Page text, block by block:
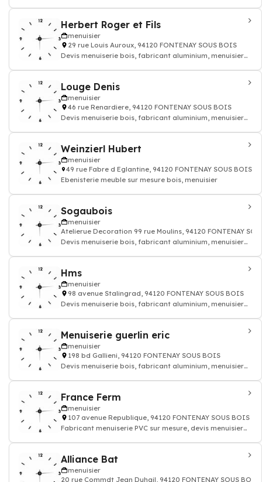
Herbert Roger et Fils
menuisier
29 rue Louis Auroux, 94120 FONTENAY SOUS BOIS
Devis menuiserie bois, fabricant aluminium, menuisier
Louge Denis
menuisier
46 rue Renardiere, 94120 FONTENAY SOUS BOIS
Devis menuiserie bois, fabricant aluminium, menuisier
Weinzierl Hubert
menuisier
49 rue Fabre d Eglantine, 94120 FONTENAY SOUS BOIS
Ebenisterie meuble sur mesure bois, menuisier
Sogaubois
menuisier
Atelierue Decoration 99 rue Moulins, 94120 FONTENAY
Devis menuiserie bois, fabricant aluminium, menuisier
Hms
menuisier
98 avenue Stalingrad, 94120 FONTENAY SOUS BOIS
Devis menuiserie bois, fabricant aluminium, menuisier
Menuiserie guerlin eric
menuisier
198 bd Gallieni, 94120 FONTENAY SOUS BOIS
Devis menuiserie bois, fabricant aluminium, menuisier
France Ferm
menuisier
107 avenue Republique, 94120 FONTENAY SOUS BOIS
Fabricant menuiserie PVC sur mesure, devis menuisier
Alliance Bat
menuisier
20 rue Commdt Jean Duhail, 94120 FONTENAY SOUS BOIS